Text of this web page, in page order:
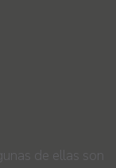
de ellas son